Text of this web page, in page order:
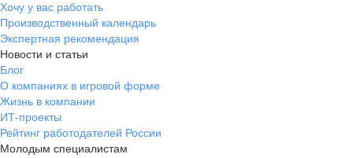
Хочу у вас работать
Производственный календарь
Экспертная рекомендация
Новости и статьи
Блог
О компаниях в игровой форме
Жизнь в компании
ИТ-проекты
Рейтинг работодателей России
Молодым специалистам